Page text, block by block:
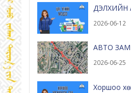
ДЭЛХИЙН
2026-06-12
АВТО
2026-06-25
Хоршоо